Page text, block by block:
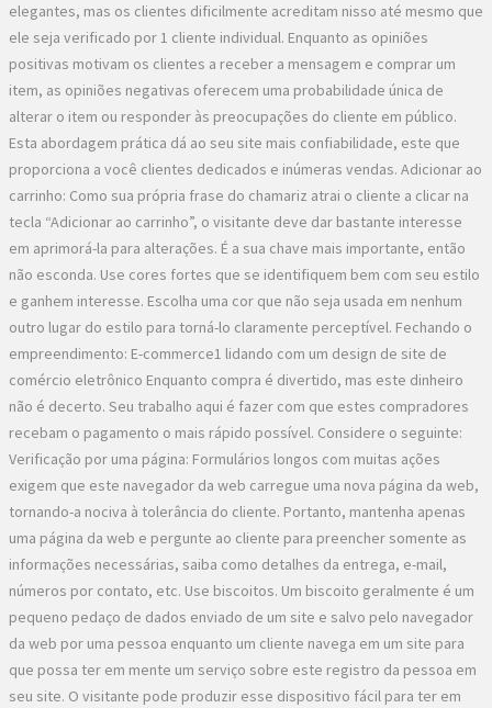
elegantes, mas os clientes dificilmente acreditam nisso até mesmo que
ele seja verificado por 1 cliente individual. Enquanto as opiniões
positivas motivam os clientes a receber a mensagem e comprar um
item, as opiniões negativas oferecem uma probabilidade única de
alterar o item ou responder às preocupações do cliente em público.
Esta abordagem prática dá ao seu site mais confiabilidade, este que
proporciona a você clientes dedicados e inúmeras vendas. Adicionar ao
carrinho: Como sua própria frase do chamariz atrai o cliente a clicar na
tecla “Adicionar ao carrinho”, o visitante deve dar bastante interesse
em aprimorá-la para alterações. É a sua chave mais importante, então
não esconda. Use cores fortes que se identifiquem bem com seu estilo
e ganhem interesse. Escolha uma cor que não seja usada em nenhum
outro lugar do estilo para torná-lo claramente perceptível. Fechando o
empreendimento: E-commerce1 lidando com um design de site de
comércio eletrônico Enquanto compra é divertido, mas este dinheiro
não é decerto. Seu trabalho aqui é fazer com que estes compradores
recebam o pagamento o mais rápido possível. Considere o seguinte:
Verificação por uma página: Formulários longos com muitas ações
exigem que este navegador da web carregue uma nova página da web,
tornando-a nociva à tolerância do cliente. Portanto, mantenha apenas
uma página da web e pergunte ao cliente para preencher somente as
informações necessárias, saiba como detalhes da entrega, e-mail,
números por contato, etc. Use biscoitos. Um biscoito geralmente é um
pequeno pedaço de dados enviado de um site e salvo pelo navegador
da web por uma pessoa enquanto um cliente navega em um site para
que possa ter em mente um serviço sobre este registro da pessoa em
seu site. O visitante pode produzir esse dispositivo fácil para ter em